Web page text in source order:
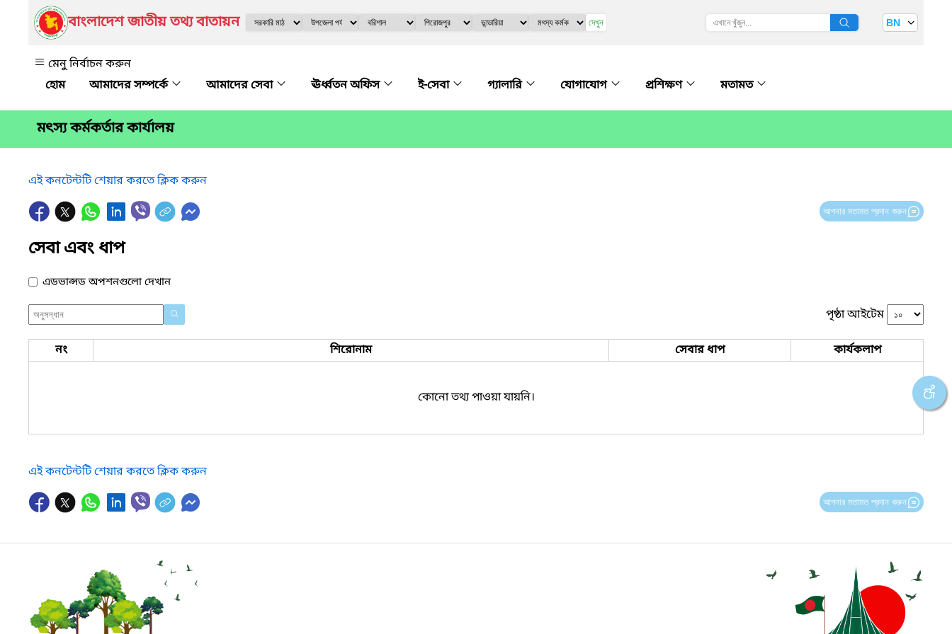
বাংলাদেশ জাতীয় তথ্য বাতায়ন দেখুন BN
মেনু নির্বাচন করুন
আমাদের সম্পর্কে
আমাদের সেবা ঊর্ধ্বতন অফিস ই-সেবা গ্যালারি যোগাযোগ প্রশিক্ষণ মতামত
মৎস্য কর্মকর্তার কার্যালয়
এই কনটেন্টটি শেয়ার করতে ক্লিক করুন
আপনার মতামত প্রদান করুন
সেবা এবং ধাপ
এডভান্সড অপশনগুলো দেখান
পৃষ্ঠা আইটেম
নং শিরোনাম সেবার ধাপ কার্যকলাপ
কোনো তথ্য পাওয়া যায়নি।
এই কনটেন্টটি শেয়ার করতে ক্লিক করুন
আপনার মতামত প্রদান করুন